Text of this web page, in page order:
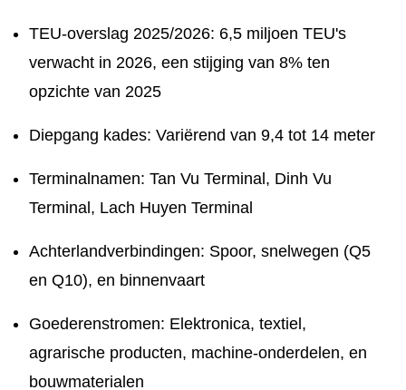
TEU-overslag 2025/2026: 6,5 miljoen TEU's
verwacht in 2026, een stijging van 8% ten
opzichte van 2025
Diepgang kades: Variërend van 9,4 tot 14 meter
Terminalnamen: Tan Vu Terminal, Dinh Vu
Terminal, Lach Huyen Terminal
Achterlandverbindingen: Spoor, snelwegen (Q5
en Q10), en binnenvaart
Goederenstromen: Elektronica, textiel,
agrarische producten, machine-onderdelen, en
bouwmaterialen